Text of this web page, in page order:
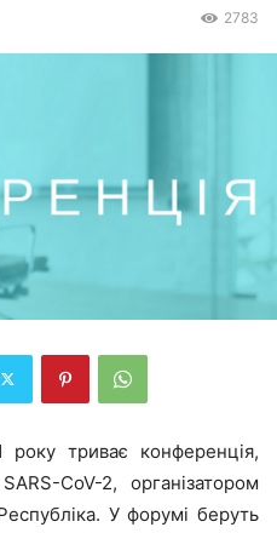
2783
року триває конференція,
CoV-2, організатором
У форумі беруть